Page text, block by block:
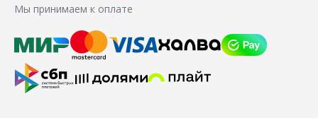
Мы принимаем к оплате